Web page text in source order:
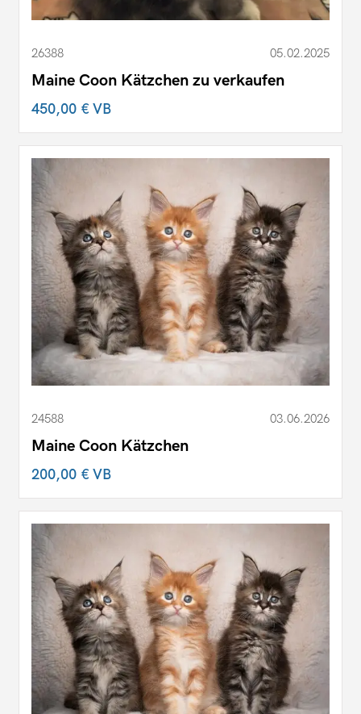
26388 05.02.2025
Maine Coon Kätzchen zu verkaufen
450,00 €VB
24588 03.06.2026
Maine Coon Kätzchen
200,00 €VB